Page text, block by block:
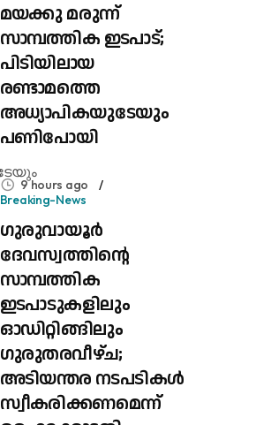
മയക്കു മരുന്ന്
സാമ്പത്തിക ഇടപാട്;
പിടിയിലായ
രണ്ടാമത്തെ
അധ്യാപികയുടേയും
പണിപോയി
9 hours ago
Breaking-News
ഗുരുവായൂർ
ദേവസ്വത്തിന്റെ
സാമ്പത്തിക
ഇടപാടുകളിലും
ഓഡിറ്റിങ്ങിലും ​
ഗുരുതരവീഴ്ച;
അടിയന്തര നടപടികൾ
സ്വീകരിക്കണമെന്ന്